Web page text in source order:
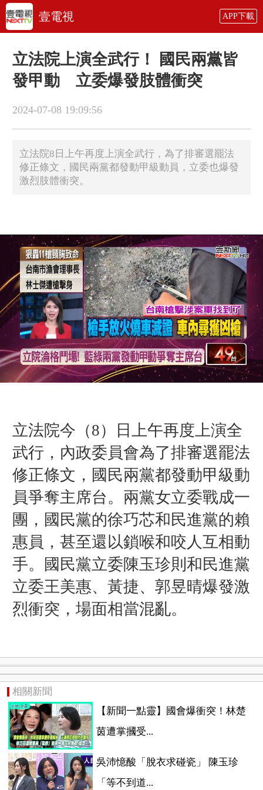
壹電視 APP下載
立法院上演全武行！ 國民兩黨皆
發甲動 立委爆發肢體衝突
2024-07-08 19:09:56
立法院8日上午再度上演全武行，為了排審選罷法
修正條文，國民兩黨都發動甲級動員，立委也爆發
激烈肢體衝突。
立法院今（8）日上午再度上演全
武行，內政委員會為了排審選罷法
修正條文，國民兩黨都發動甲級動
員爭奪主席台。兩黨女立委戰成一
團，國民黨的徐巧芯和民進黨的賴
惠員，甚至還以鎖喉和咬人互相動
手。國民黨立委陳玉珍則和民進黨
立委王美惠、黃捷、郭昱晴爆發激
烈衝突，場面相當混亂。
相關新聞
【新聞一點靈】國會爆衝突！林楚
茵遭掌摑受...
吳沛憶酸「脫衣求碰瓷」 陳玉珍
「等不到道...